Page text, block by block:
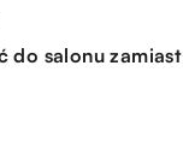
do salonu zamiast